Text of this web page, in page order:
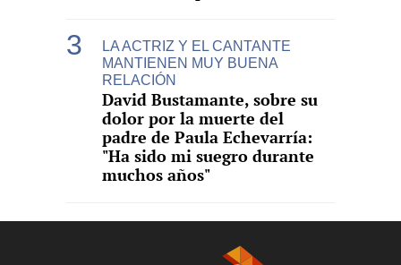
LA ACTRIZ Y EL CANTANTE
MANTIENEN MUY BUENA
RELACIÓN
David Bustamante, sobre su
dolor por la muerte del
padre de Paula Echevarría:
"Ha sido mi suegro durante
muchos años"